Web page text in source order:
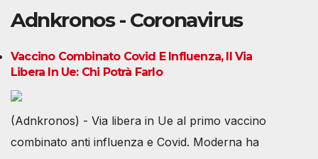
Adnkronos - Coronavirus
Vaccino Combinato Covid E Influenza, Il Via
Libera In Ue: Chi Potrà Farlo
(Adnkronos) - Via libera in Ue al primo vaccino
combinato anti influenza e Covid. Moderna ha